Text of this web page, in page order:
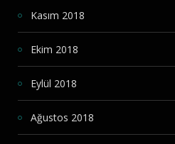
Kasım 2018
Ekim 2018
Eylül 2018
Ağustos 2018